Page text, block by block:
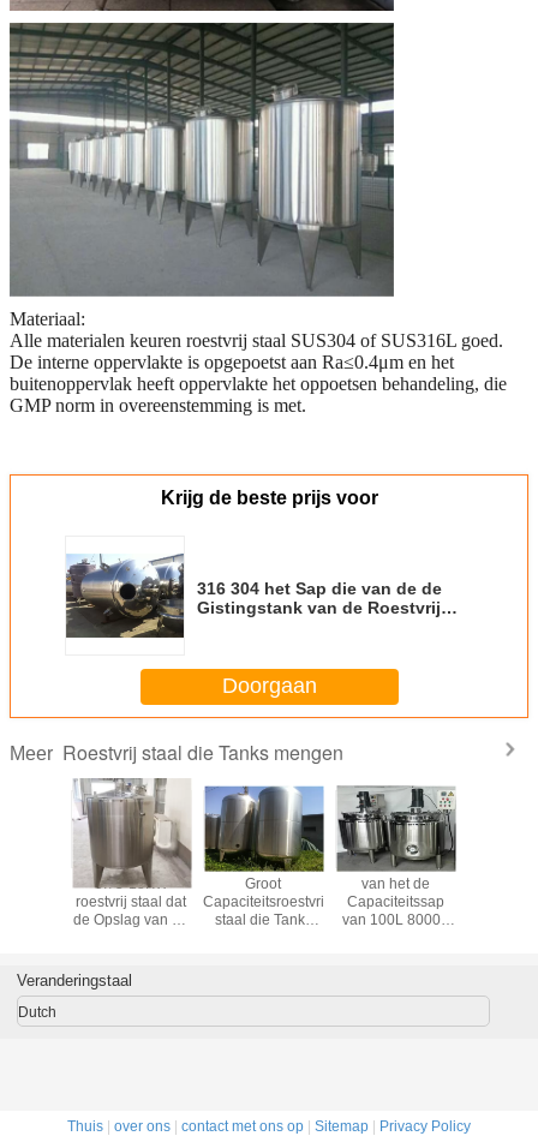
Materiaal:
Alle materialen keuren roestvrij staal SUS304 of SUS316L goed.
De interne oppervlakte is opgepoetst aan Ra≤0.4μm en het
buitenoppervlak heeft oppervlakte het oppoetsen behandeling, die
GMP norm in overeenstemming is met.
Krijg de beste prijs voor
316 304 het Sap die van de de
Gistingstank van de Roestvrij
Doorgaan
Meer Roestvrij staal die Tanks mengen
0.75-15KW
roestvrij staal dat
de Opslag van de
Verwarmen Buffer
mengt
Groot
Capaciteitsroestvrij
staal die Tanks
van het de
Capaciteitssap
van 100L 8000L
met Mixer
Veranderingstaal
Dutch
Thuis | over ons | contact met ons op | Sitemap | Privacy Policy